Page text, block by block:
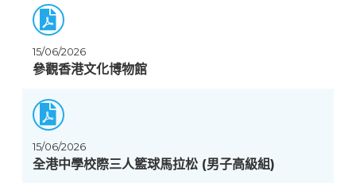
15/06/2026
參觀香港文化博物館
15/06/2026
全港中學校際三人籃球馬拉松 (男子高級組)